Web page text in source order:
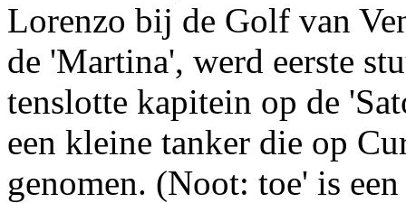
Lorenzo bij de Golf van
de 'Martina', werd eerste
tenslotte kapitein op de
een kleine tanker die op
genomen. (Noot: toe' is